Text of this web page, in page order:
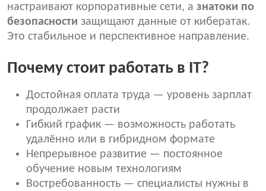
настраивают корпоративные сети, а знатоки по
безопасности защищают данные от кибератак.
Это стабильное и перспективное направление.
Почему стоит работать в IT?
Достойная оплата труда — уровень зарплат
продолжает расти
Гибкий график — возможность работать
удалённо или в гибридном формате
Непрерывное развитие — постоянное
обучение новым технологиям
Вострeбованность — специалисты нужны в